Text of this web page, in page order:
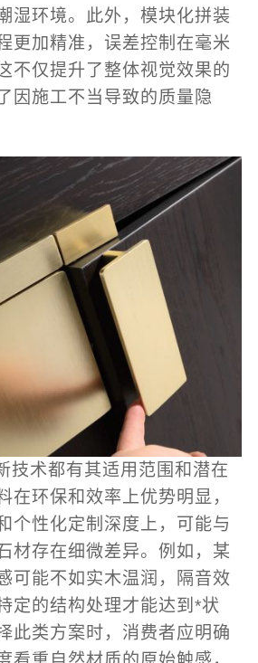
湿环境。此外，模块化拼装
更加精准，误差控制在毫米
不仅提升了整体视觉效果的
因施工不当导致的质量隐
技术都有其适用范围和潜在
在环保和效率上优势明显，
个性化定制深度上，可能与
材存在细微差异。例如，某
可能不如实木温润，隔音效
定的结构处理才能达到*状
此类方案时，消费者应明确